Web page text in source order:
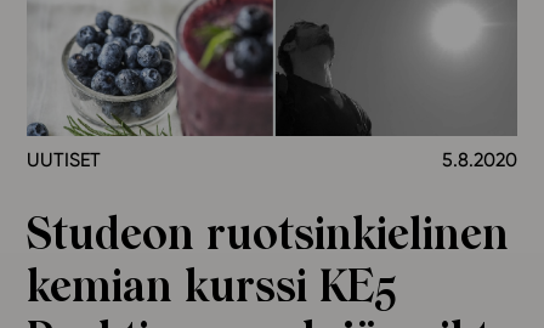
Ainstain
Alakoulu
Yläkoulu
Lukio
Ominaisuudet
Tapahtumakalenteri
Webinaari­tallenteet
UUTISET 5.8.2020
Studeon ruotsinkielinen
kemian kurssi KE5